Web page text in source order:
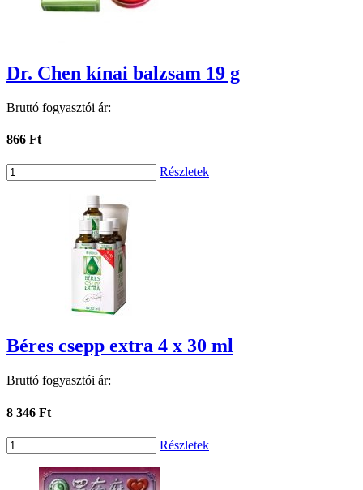
Dr. Chen kínai balzsam 19 g
Bruttó fogyasztói ár:
866 Ft
Részletek
Béres csepp extra 4 x 30 ml
Bruttó fogyasztói ár:
8 346 Ft
Részletek